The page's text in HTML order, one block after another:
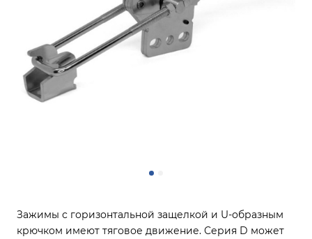
Зажимы с горизонтальной защелкой и U-образным
крючком имеют тяговое движение. Серия D может